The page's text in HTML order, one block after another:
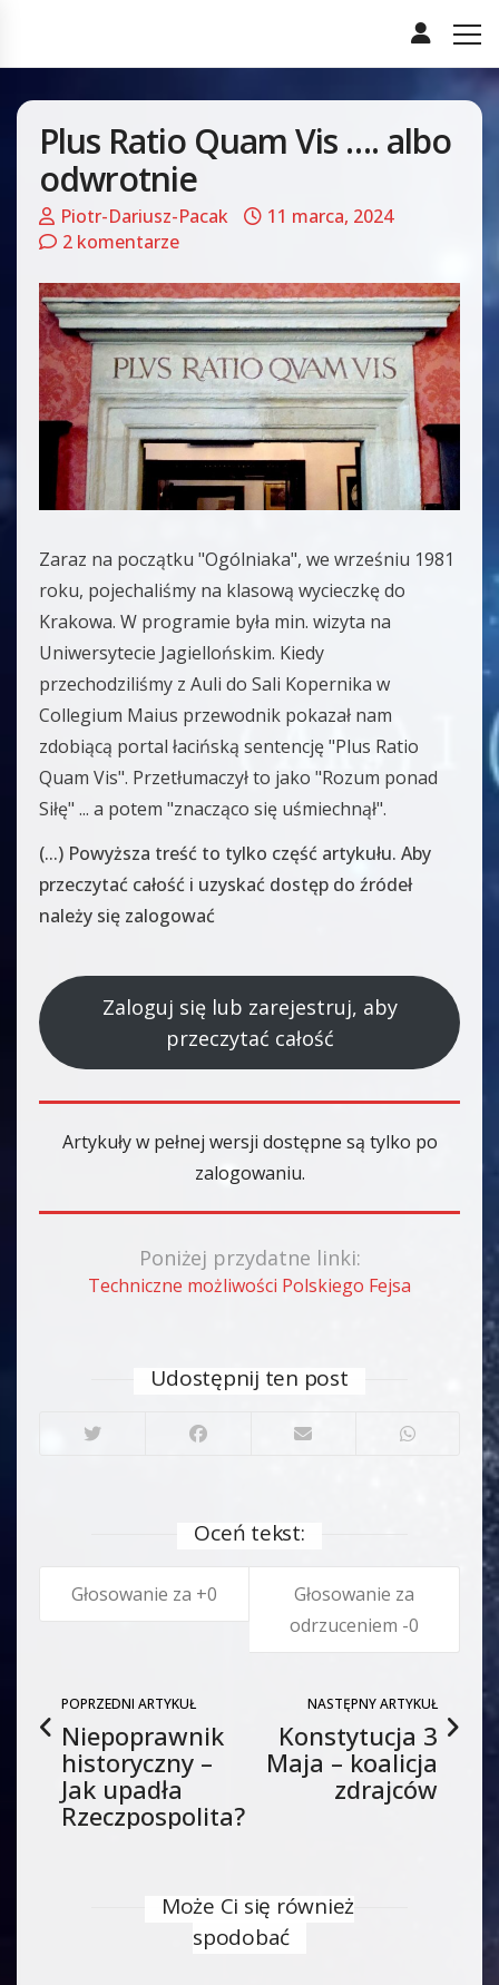
Plus Ratio Quam Vis …. albo
odwrotnie
Piotr-Dariusz-Pacak
11 marca, 2024
2 komentarze
Zaraz na początku "Ogólniaka", we wrześniu 1981
roku, pojechaliśmy na klasową wycieczkę do
Krakowa. W programie była min. wizyta na
Uniwersytecie Jagiellońskim. Kiedy
przechodziliśmy z Auli do Sali Kopernika w
Collegium Maius przewodnik pokazał nam
zdobiącą portal łacińską sentencję "Plus Ratio
Quam Vis". Przetłumaczył to jako "Rozum ponad
Siłę" ... a potem "znacząco się uśmiechnął".
(...) Powyższa treść to tylko część artykułu. Aby
przeczytać całość i uzyskać dostęp do źródeł
należy się zalogować
Zaloguj się lub zarejestruj, aby
przeczytać całość
Artykuły w pełnej wersji dostępne są tylko po
zalogowaniu.
Poniżej przydatne linki:
Techniczne możliwości Polskiego Fejsa
Udostępnij ten post
Oceń tekst:
0
0
POPRZEDNI ARTYKUŁ
Niepoprawnik
historyczny –
Jak upadła
Rzeczpospolita?
NASTĘPNY ARTYKUŁ
Konstytucja 3
Maja – koalicja
zdrajców
Może Ci się również
spodobać